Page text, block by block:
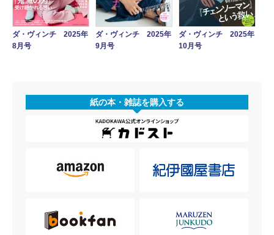
ダ・ヴィンチ 2025年
8月号
ダ・ヴィンチ 2025年
9月号
ダ・ヴィンチ 2025年
10月号
紙の本・雑誌を購入する